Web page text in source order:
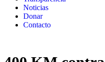
Noticias
Donar
Contacto